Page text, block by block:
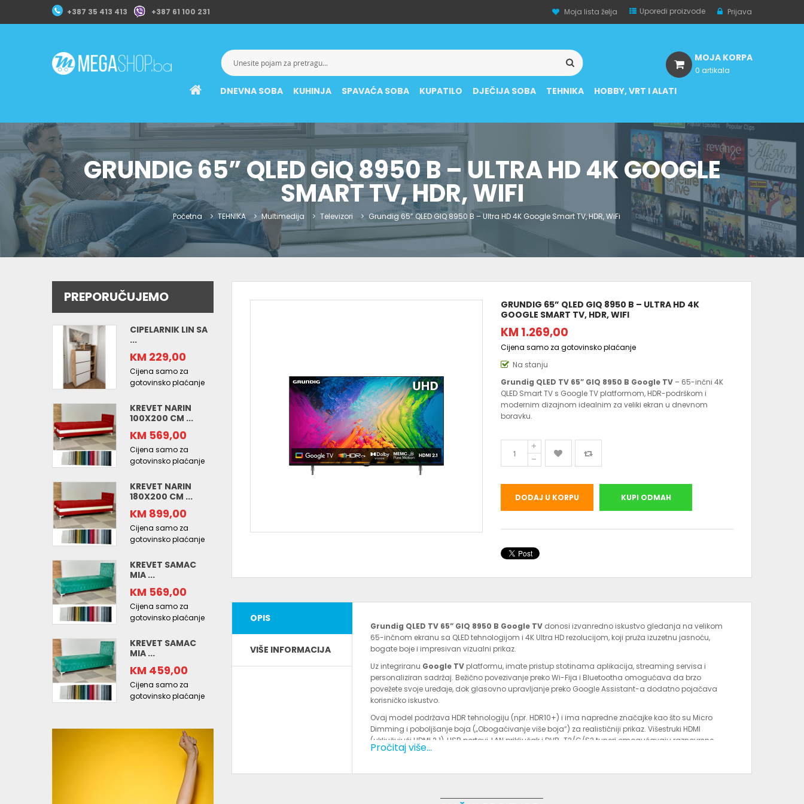
+387 35 413 413 +387 61 100 231 Moja lista želja Uporedi proizvode Prijava
DNEVNA SOBA KUHINJA SPAVAĆA SOBA KUPATILO DJEČIJA SOBA TEHNIKA HOBBY, VRT I ALATI
MOJA KORPA
0 artikala
GRUNDIG 65” QLED GIQ 8950 B – ULTRA HD 4K GOOGLE
SMART TV, HDR, WIFI
Početna TEHNIKA Multimedija Televizori Grundig 65” QLED GIQ 8950 B – Ultra HD 4K Google Smart TV, HDR, WiFi
GRUNDIG 65” QLED GIQ 8950 B – ULTRA HD 4K
GOOGLE SMART TV, HDR, WIFI
KM 1.269,00
Cijena samo za gotovinsko plaćanje
Na stanju
Grundig QLED TV 65” GIQ 8950 B Google TV – 65-inčni 4K
QLED Smart TV s Google TV platformom, HDR-podrškom i
modernim dizajnom idealnim za veliki ekran u dnevnom
boravku.
DODAJ U KORPU KUPI ODMAH
OPIS
VIŠE INFORMACIJA
Grundig QLED TV 65” GIQ 8950 B Google TV donosi izvanredno iskustvo gledanja na velikom
65-inčnom ekranu sa QLED tehnologijom i 4K Ultra HD rezolucijom, koji pruža izuzetnu jasnoću,
bogate boje i impresivan vizualni prikaz.
Uz integriranu Google TV platformu, imate pristup stotinama aplikacija, streaming servisa i
personaliziran sadržaj. Bežično povezivanje preko Wi-Fija i Bluetootha omogućava da brzo
povežete svoje uređaje, dok glasovno upravljanje preko Google Assistant-a dodatno pojačava
korisničko iskustvo.
Ovaj model podržava HDR tehnologiju (npr. HDR10+) i ima napredne značajke kao što su Micro
Dimming i poboljšanje boja („Obogaćivanje više boja“) za realističniji prikaz. Višestruki HDMI
(uključujući HDMI 2.1), USB portovi, LAN priključak i DVB-T2/C/S2 tuneri omogućavaju raznovrsne
mogućnosti povezivanja.
Pročitaj više...
PREPORUČUJEMO
CIPELARNIK LIN SA
...
KM 229,00
Cijena samo za
gotovinsko plaćanje
KREVET NARIN
100X200 CM ...
KM 569,00
Cijena samo za
gotovinsko plaćanje
KREVET NARIN
180X200 CM ...
KM 899,00
Cijena samo za
gotovinsko plaćanje
KREVET SAMAC
MIA ...
KM 569,00
Cijena samo za
gotovinsko plaćanje
KREVET SAMAC
MIA ...
KM 459,00
Cijena samo za
gotovinsko plaćanje